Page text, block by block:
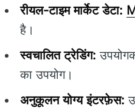
रीयल-टाइम मार्केट डेटा:
है।
स्वचालित ट्रेडिंग:
का उपयोग।
अनुकूलन योग्य इंटरफ़ेस: